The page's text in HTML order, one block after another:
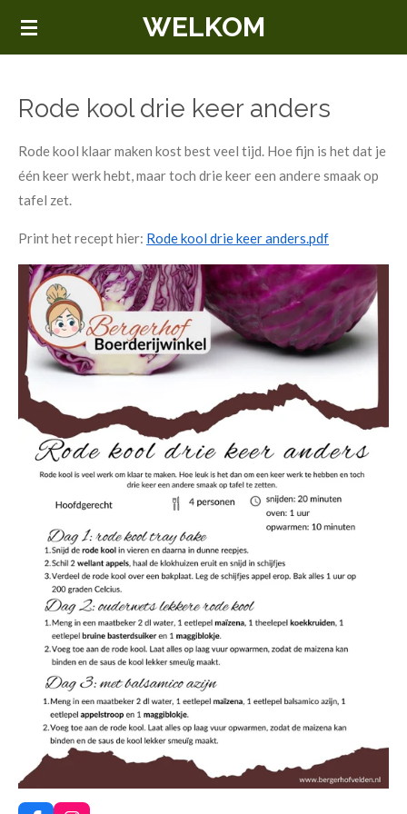
Ga
hoofdinhoud
WELKOM
Rode kool drie keer anders
Rode kool klaar maken kost best veel tijd. Hoe fijn is het dat je
één keer werk hebt, maar toch drie keer een andere smaak op
tafel zet.
Print het recept hier: Rode kool drie keer anders.pdf